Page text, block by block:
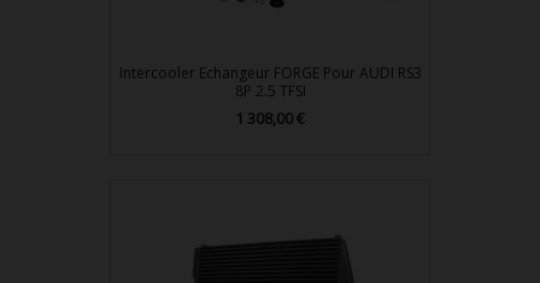
Intercooler Echangeur FORGE Pour AUDI RS3
8P 2.5 TFSI
Prix
1 308,00 €